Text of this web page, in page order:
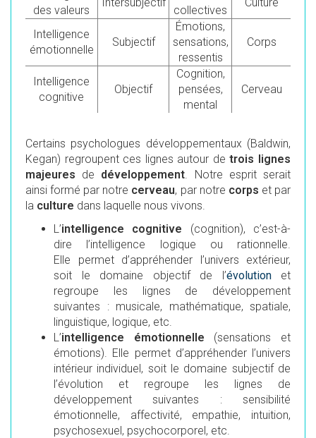
des valeurs
collectives
Intelligence
émotionnelle
Subjectif
Émotions,
sensations,
ressentis
Corps
Intelligence
cognitive
Objectif
Cognition,
pensées,
mental
Cerveau
Certains psychologues développementaux (Baldwin,
Kegan) regroupent ces lignes autour detrois lignes
majeures de développement . Notre esprit serait
ainsi formé par notre cerveau, par notre corps et par
la culture dans laquelle nous vivons.
L’intelligence cognitive (cognition), c’est-à-
dire l’intelligence logique ou rationnelle.
Elle permet d’appréhender l’univers extérieur,
soit le domaine objectif de l’évolutionet
regroupe les lignes de développement
suivantes : musicale, mathématique, spatiale,
linguistique, logique, etc.
L’intelligence émotionnelle (sensations et
émotions). Elle permet d’appréhender l’univers
intérieur individuel, soit le domaine subjectif de
l’évolution et regroupe les lignes de
développement suivantes : sensibilité
émotionnelle, affectivité, empathie, intuition,
psychosexuel, psychocorporel, etc.